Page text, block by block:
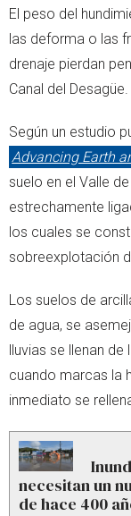
El peso del
las deforma o las
drenaje pierdan
Canal del Desagüe.
Según un estudio
Advancing Earth
suelo en el Valle
estrechamente
los cuales se
sobreexplotación
Los suelos de
de agua, se
lluvias se llenan
cuando marcas la
inmediato se
necesitan un
de hace 400